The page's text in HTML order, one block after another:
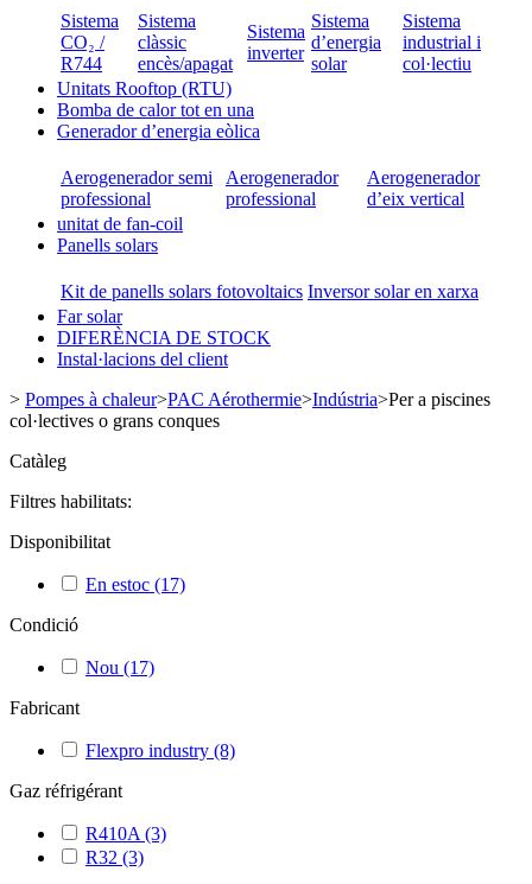
Sistema
CO₂ /
R744
Sistema
clàssic
encès/apagat
Sistema
inverter
Sistema
d’energia
solar
Sistema
industrial i
col·lectiu
Unitats Rooftop (RTU)
Bomba de calor tot en una
Generador d’energia eòlica
Aerogenerador semi
professional
Aerogenerador
professional
Aerogenerador
d’eix vertical
unitat de fan-coil
Panells solars
Kit de panells solars fotovoltaics Inversor solar en xarxa
Far solar
DIFERÈNCIA DE STOCK
Instal·lacions del client
> Pompes à chaleur>PAC Aérothermie>Indústria>Per a piscines
col·lectives o grans conques
Catàleg
Filtres habilitats:
Disponibilitat
En estoc (17)
Condició
Nou (17)
Fabricant
Flexpro industry (8)
Gaz réfrigérant
R410A(3)
R32 (3)